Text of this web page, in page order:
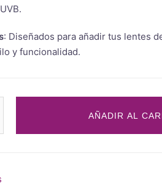
: Diseñados para añadir tus lentes
y funcionalidad.
AÑADIR AL